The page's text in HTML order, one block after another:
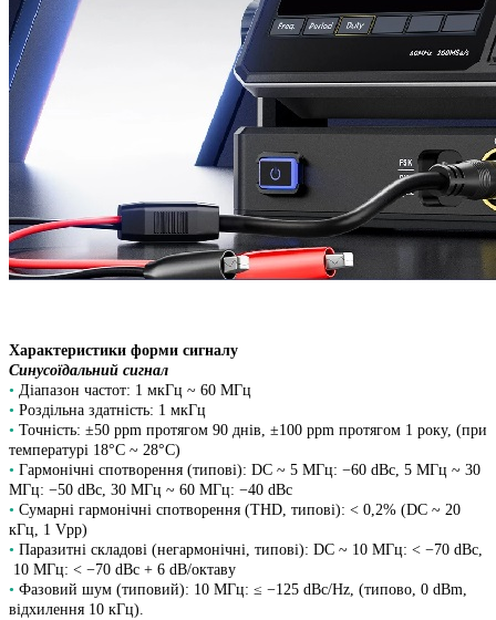
Характеристики форми сигналу
Синусоїдальний сигнал
• Діапазон частот: 1 мкГц ~ 60 МГц
• Роздільна здатність: 1 мкГц
• Точність: ±50 ppm протягом 90 днів, ±100 ppm протягом 1 року, (при
температурі 18°C ~ 28°C)
• Гармонічні спотворення (типові): DC ~ 5 МГц: −60 dBc, 5 МГц ~ 30
МГц: −50 dBc, 30 МГц ~ 60 МГц: −40 dBc
• Сумарні гармонічні спотворення (THD, типові): < 0,2% (DC ~ 20
кГц, 1 Vpp)
• Паразитні складові (негармонічні, типові): DC ~ 10 МГц: < −70 dBc,
10 МГц: < −70 dBc + 6 dB/октаву
• Фазовий шум (типовий): 10 МГц: ≤ −125 dBc/Hz, (типово, 0 dBm,
відхилення 10 кГц).